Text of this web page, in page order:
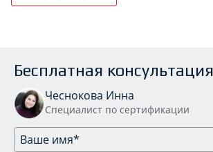
Бесплатная консультация
Чеснокова Инна
Специалист по сертификации